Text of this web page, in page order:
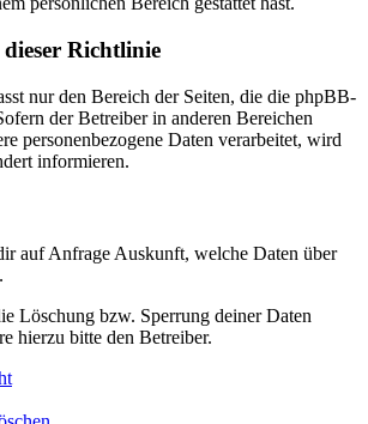
Richtlinie
nur den Bereich der Seiten, die die phpBB-
der Betreiber in anderen Bereichen
personenbezogene Daten verarbeitet, wird
informieren.
auf Anfrage Auskunft, welche Daten über
Löschung bzw. Sperrung deiner Daten
hierzu bitte den Betreiber.